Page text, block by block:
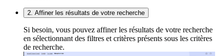
2. Affiner les résultats de votre recherche
Si besoin, vous pouvez affiner les résultats de votre recherche
en sélectionnant des filtres et critères présents sous les critères
de recherche.